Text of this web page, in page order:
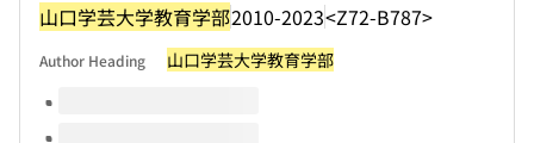
山口学芸大学教育学部2010-2023<Z72-B787>
Author Heading 山口学芸大学教育学部
Volumes of this title